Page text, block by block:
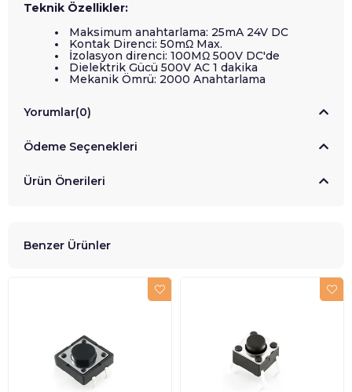
Teknik Özellikler:
Maksimum anahtarlama: 25mA 24V DC
Kontak Direnci: 50mΩ Max.
İzolasyon direnci: 100MΩ 500V DC'de
Dielektrik Gücü 500V AC 1 dakika
Mekanik Ömrü: 2000 Anahtarlama
Yorumlar(0)
Ödeme Seçenekleri
Ürün Önerileri
Benzer Ürünler